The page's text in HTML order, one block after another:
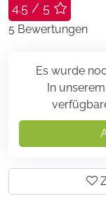
4.5 / 5
5 Bewertungen
Es wurde
In